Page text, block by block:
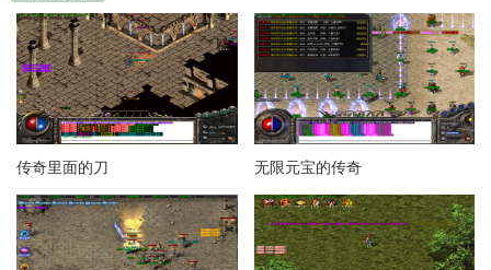
传奇里面的刀 无限元宝的传奇